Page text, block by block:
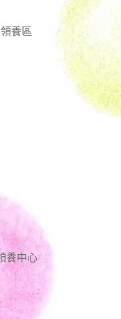
養區
養中心